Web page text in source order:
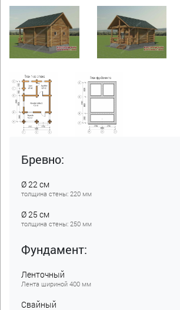
Бревно:
Ø 22 см
толщина стены: 220 мм
Ø 25 см
толщина стены: 250 мм
Фундамент:
Ленточный
Лента шириной 400 мм
Свайный